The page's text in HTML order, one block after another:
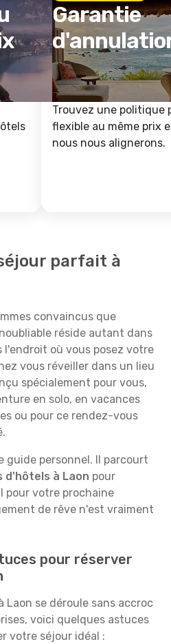
Garantie
Trouvez une politique
flexible au même prix
nous nous alignerons.
parfait à
convaincus que
réside autant dans
où vous posez votre
vous réveiller dans un lieu
spécialement pour vous,
en solo, en vacances
ou pour ce rendez-vous
guide personnel. Il parcourt
d'hôtels à Laon pour
pour votre prochaine
de rêve n'est vraiment
pour réserver
Laon se déroule sans accroc
voici quelques astuces
votre séjour idéal :